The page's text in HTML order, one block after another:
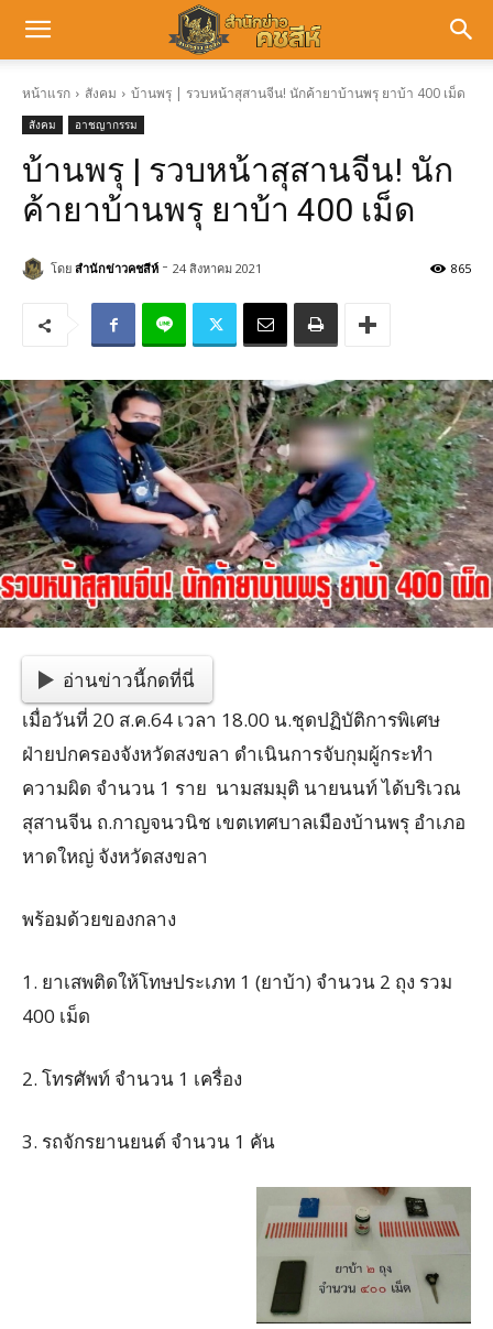
หน้าแรก สังคม บ้านพรุ | รวบหน้าสุสานจีน! นักค้ายาบ้านพรุ ยาบ้า 400 เม็ด
สังคม อาชญากรรม
บ้านพรุ | รวบหน้าสุสานจีน! นัก
ค้ายาบ้านพรุ ยาบ้า 400 เม็ด
865
โดย สำนักข่าวคชสีห์ - 24 สิงหาคม 2021
อ่านข่าวนี้กดที่นี่
เมื่อวันที่ 20 ส.ค.64 เวลา 18.00 น.ชุดปฏิบัติการพิเศษ
ฝ่ายปกครองจังหวัดสงขลา ดำเนินการจับกุมผู้กระทำ
ความผิด จำนวน 1 ราย นามสมมุติ นายนนท์ ได้บริเวณ
สุสานจีน ถ.กาญจนวนิช เขตเทศบาลเมืองบ้านพรุ อำเภอ
หาดใหญ่ จังหวัดสงขลา
พร้อมด้วยของกลาง
1. ยาเสพติดให้โทษประเภท 1 (ยาบ้า) จำนวน 2 ถุง รวม
400 เม็ด
2. โทรศัพท์ จำนวน 1 เครื่อง
3. รถจักรยานยนต์ จำนวน 1 คัน